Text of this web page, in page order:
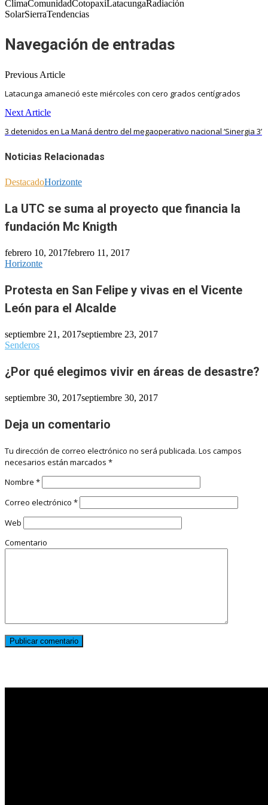
ClimaComunidadCotopaxiLatacungaRadiación
SolarSierraTendencias
Navegación de entradas
Previous Article
Latacunga amaneció este miércoles con cero grados centígrados
Next Article
3 detenidos en La Maná dentro del megaoperativo nacional ‘Sinergia 3’
Noticias Relacionadas
DestacadoHorizonte
La UTC se suma al proyecto que financia la
fundación Mc Knigth
febrero 10, 2017febrero 11, 2017
Horizonte
Protesta en San Felipe y vivas en el Vicente
León para el Alcalde
septiembre 21, 2017septiembre 23, 2017
Senderos
¿Por qué elegimos vivir en áreas de desastre?
septiembre 30, 2017septiembre 30, 2017
Deja un comentario
Tu dirección de correo electrónico no será publicada. Los campos
necesarios están marcados *
Nombre *
Correo electrónico *
Web
Comentario